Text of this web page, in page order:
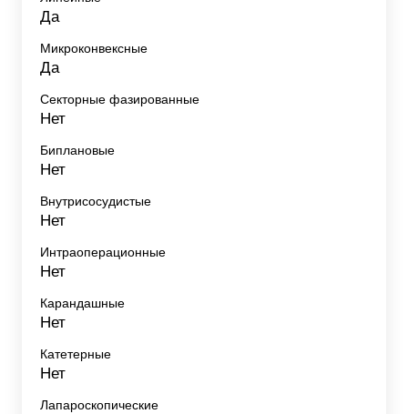
Да
Микроконвексные
Да
Секторные фазированные
Нет
Биплановые
Нет
Внутрисосудистые
Нет
Интраоперационные
Нет
Карандашные
Нет
Катетерные
Нет
Лапароскопические